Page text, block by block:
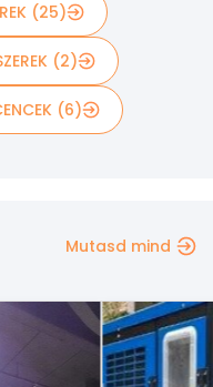
(25)
(2)
(6)
Mutasd mind